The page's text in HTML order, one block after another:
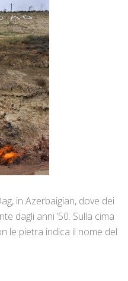
in Azerbaigian, dove dei
dagli anni ’50. Sulla cima
le pietra indica il nome del